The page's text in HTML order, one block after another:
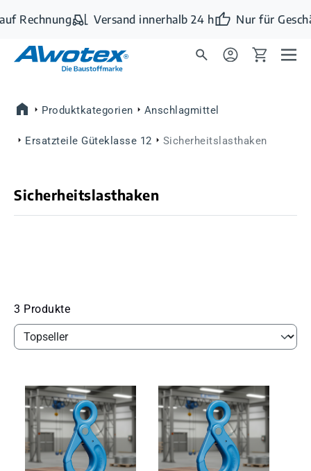
Zum Hauptinhalt springen
Rechnung Versand innerhalb 24 h Nur für
Produktkategorien Anschlagmittel
Ersatzteile Güteklasse 12 Sicherheitslasthaken
Sicherheitslasthaken
3 Produkte